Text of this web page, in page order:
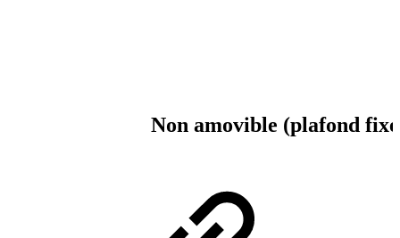
Non amovible (plafond